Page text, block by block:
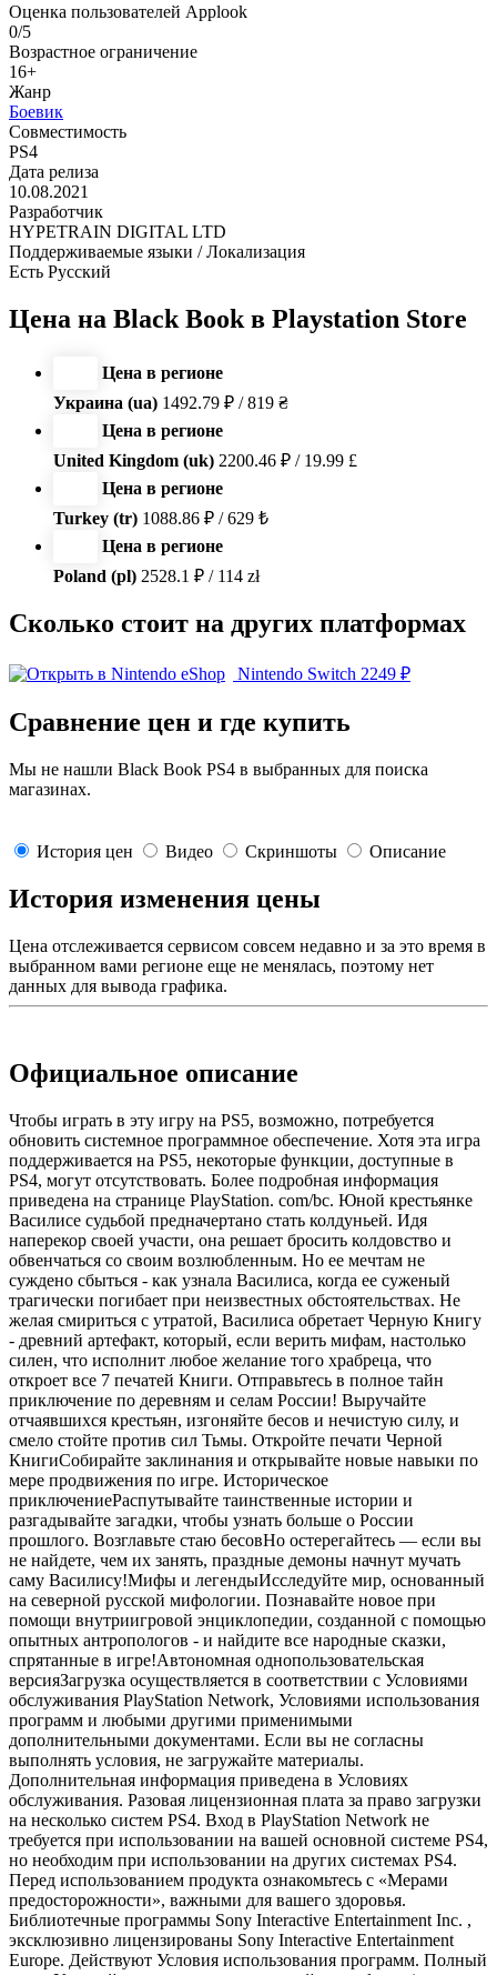
Оценка пользователей Applook
0/5
Возрастное ограничение
16+
Жанр
Боевик
Совместимость
PS4
Дата релиза
10.08.2021
Разработчик
HYPETRAIN DIGITAL LTD
Поддерживаемые языки / Локализация
Есть Русский
Цена на Black Book в Playstation Store
Цена в регионе
Украина (ua) 1492.79 ₽ / 819 ₴
Цена в регионе
United Kingdom (uk) 2200.46 ₽ / 19.99 £
Цена в регионе
Turkey (tr) 1088.86 ₽ / 629 ₺
Цена в регионе
Poland (pl) 2528.1 ₽ / 114 zł
Сколько стоит на других платформах
Nintendo Switch 2249 ₽
Сравнение цен и где купить
Мы не нашли Black Book PS4 в выбранных для поиска
магазинах.
История цен Видео Скриншоты Описание
История изменения цены
Цена отслеживается сервисом совсем недавно и за это время в
выбранном вами регионе еще не менялась, поэтому нет
данных для вывода графика.
Официальное описание
Чтобы играть в эту игру на PS5, возможно, потребуется
обновить системное программное обеспечение. Хотя эта игра
поддерживается на PS5, некоторые функции, доступные в
PS4, могут отсутствовать. Более подробная информация
приведена на странице PlayStation. com/bc. Юной крестьянке
Василисе судьбой предначертано стать колдуньей. Идя
наперекор своей участи, она решает бросить колдовство и
обвенчаться со своим возлюбленным. Но ее мечтам не
суждено сбыться - как узнала Василиса, когда ее суженый
трагически погибает при неизвестных обстоятельствах. Не
желая смириться с утратой, Василиса обретает Черную Книгу
- древний артефакт, который, если верить мифам, настолько
силен, что исполнит любое желание того храбреца, что
откроет все 7 печатей Книги. Отправьтесь в полное тайн
приключение по деревням и селам России! Выручайте
отчаявшихся крестьян, изгоняйте бесов и нечистую силу, и
смело стойте против сил Тьмы. Откройте печати Черной
КнигиСобирайте заклинания и открывайте новые навыки по
мере продвижения по игре. Историческое
приключениеРаспутывайте таинственные истории и
разгадывайте загадки, чтобы узнать больше о России
прошлого. Возглавьте стаю бесовНо остерегайтесь — если вы
не найдете, чем их занять, праздные демоны начнут мучать
саму Василису!Мифы и легендыИсследуйте мир, основанный
на северной русской мифологии. Познавайте новое при
помощи внутриигровой энциклопедии, созданной с помощью
опытных антропологов - и найдите все народные сказки,
спрятанные в игре!Автономная однопользовательская
версияЗагрузка осуществляется в соответствии с Условиями
обслуживания PlayStation Network, Условиями использования
программ и любыми другими применимыми
дополнительными документами. Если вы не согласны
выполнять условия, не загружайте материалы.
Дополнительная информация приведена в Условиях
обслуживания. Разовая лицензионная плата за право загрузки
на несколько систем PS4. Вход в PlayStation Network не
требуется при использовании на вашей основной системе PS4,
но необходим при использовании на других системах PS4.
Перед использованием продукта ознакомьтесь с «Мерами
предосторожности», важными для вашего здоровья.
Библиотечные программы Sony Interactive Entertainment Inc. ,
эксклюзивно лицензированы Sony Interactive Entertainment
Europe. Действуют Условия использования программ. Полный